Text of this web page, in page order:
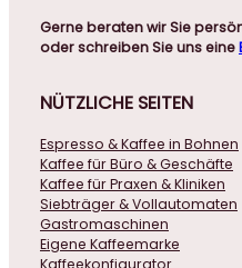
Gerne beraten wir Sie
oder schreiben Sie uns eine
NÜTZLICHE SEITEN
Espresso & Kaffee in Bohnen
Kaffee für Büro & Geschäfte
Kaffee für Praxen & Kliniken
Siebträger & Vollautomaten
Gastromaschinen
Eigene Kaffeemarke